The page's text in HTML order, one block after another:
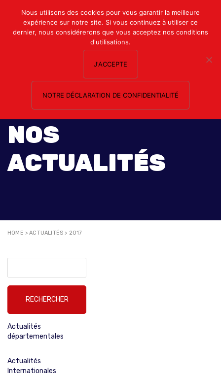
Mon compte
Nous contacter
NOS
ACTUALITÉS
HOME >ACTUALITÉS > 2017
Actualités
départementales
Actualités
Internationales
Nous utilisons des cookies pour vous garantir la meilleure
expérience sur notre site. Si vous continuez à utiliser ce
dernier, nous considérerons que vous acceptez nos conditions
d'utilisations.
J'ACCEPTE
NOTRE DÉCLARATION DE CONFIDENTIALITÉ